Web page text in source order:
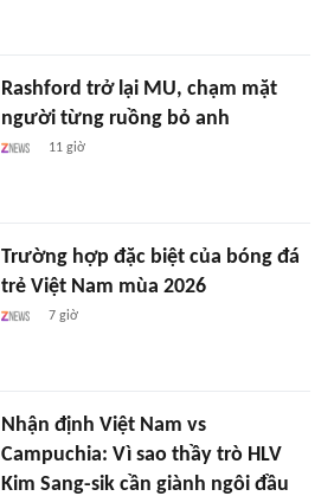
Rashford trở lại MU, chạm mặt
người từng ruồng bỏ anh
11 giờ
Trường hợp đặc biệt của bóng đá
trẻ Việt Nam mùa 2026
7 giờ
Nhận định Việt Nam vs
Campuchia: Vì sao thầy trò HLV
Kim Sang-sik cần giành ngôi đầu